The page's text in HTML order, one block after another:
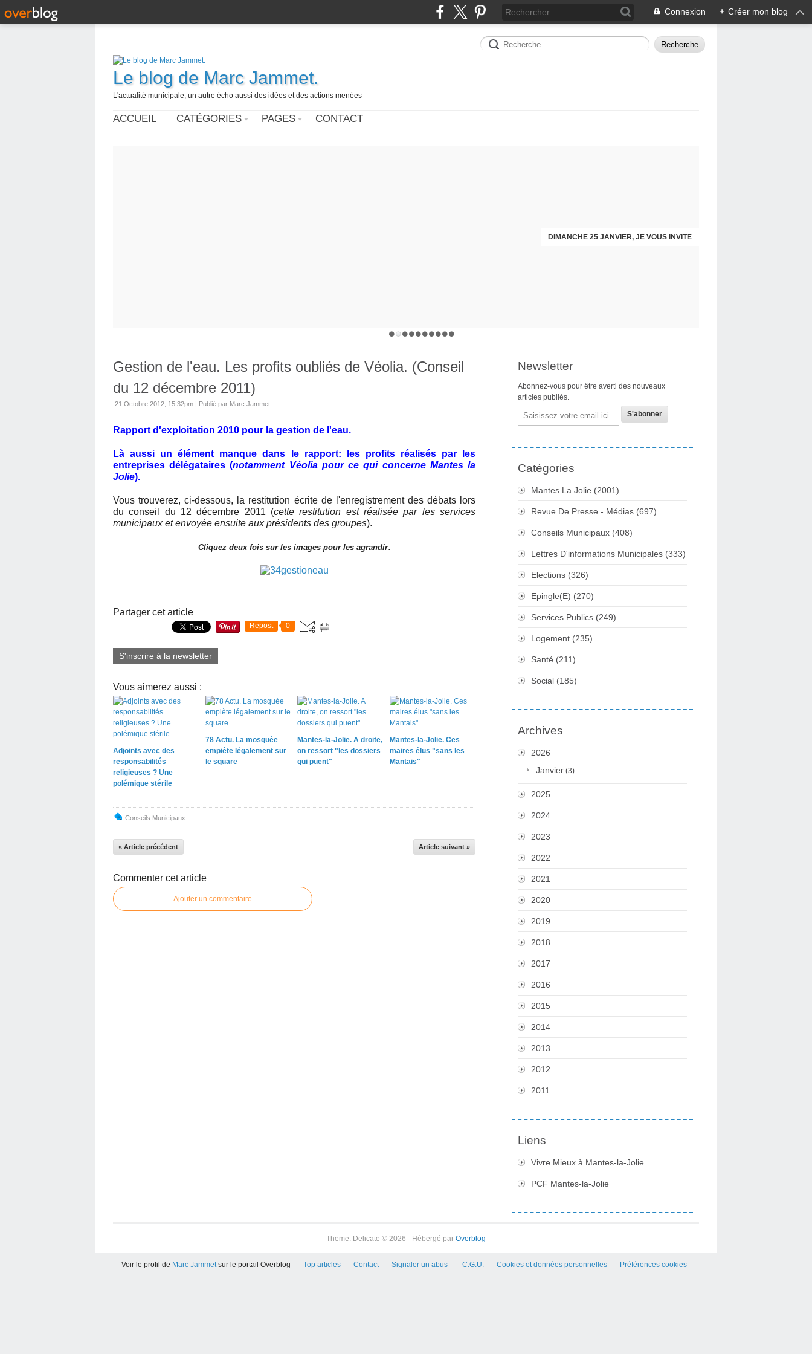
Connexion + Créer mon blog
Le blog de Marc Jammet.
L'actualité municipale, un autre écho aussi des idées et des actions menées
ACCUEIL CATÉGORIES PAGES CONTACT
DIMANCHE 25 JANVIER, JE VOUS INVITE
Gestion de l'eau. Les profits oubliés de Véolia. (Conseil
du 12 décembre 2011)
21 Octobre 2012, 15:32pm | Publié par Marc Jammet
Rapport d'exploitation 2010 pour la gestion de l'eau.
Là aussi un élément manque dans le rapport: les profits réalisés par les
entreprises délégataires (notamment Véolia pour ce qui concerne Mantes la
Jolie).
Vous trouverez, ci-dessous, la restitution écrite de l'enregistrement des débats lors
du conseil du 12 décembre 2011 (cette restitution est réalisée par les services
municipaux et envoyée ensuite aux présidents des groupes).
Cliquez deux fois sur les images pour les agrandir.
Partager cet article
Repost 0
S'inscrire à la newsletter
Vous aimerez aussi :
Adjoints avec des
responsabilités
religieuses ? Une
polémique stérile
78 Actu. La mosquée
empiète légalement sur
le square
Mantes-la-Jolie. A droite,
on ressort "les dossiers
qui puent"
Mantes-la-Jolie. Ces
maires élus "sans les
Mantais"
Conseils Municipaux
« Article précédent Article suivant »
Commenter cet article
Ajouter un commentaire
Newsletter
Abonnez-vous pour être averti des nouveaux
articles publiés.
Email
Catégories
Mantes La Jolie (2001)
Revue De Presse - Médias (697)
Conseils Municipaux (408)
Lettres D'informations Municipales (333)
Elections (326)
Epingle(e) (270)
Services Publics (249)
Logement (235)
Santé (211)
Social (185)
Archives
2026
Janvier (3)
2025
2024
2023
2022
2021
2020
2019
2018
2017
2016
2015
2014
2013
2012
2011
Liens
Vivre Mieux à Mantes-la-Jolie
PCF Mantes-la-Jolie
Theme: Delicate © 2026 - Hébergé par Overblog
Voir le profil de Marc Jammetsur le portail Overblog Top articles Contact Signaler un abus C.G.U. Cookies et données personnelles Préférences cookies